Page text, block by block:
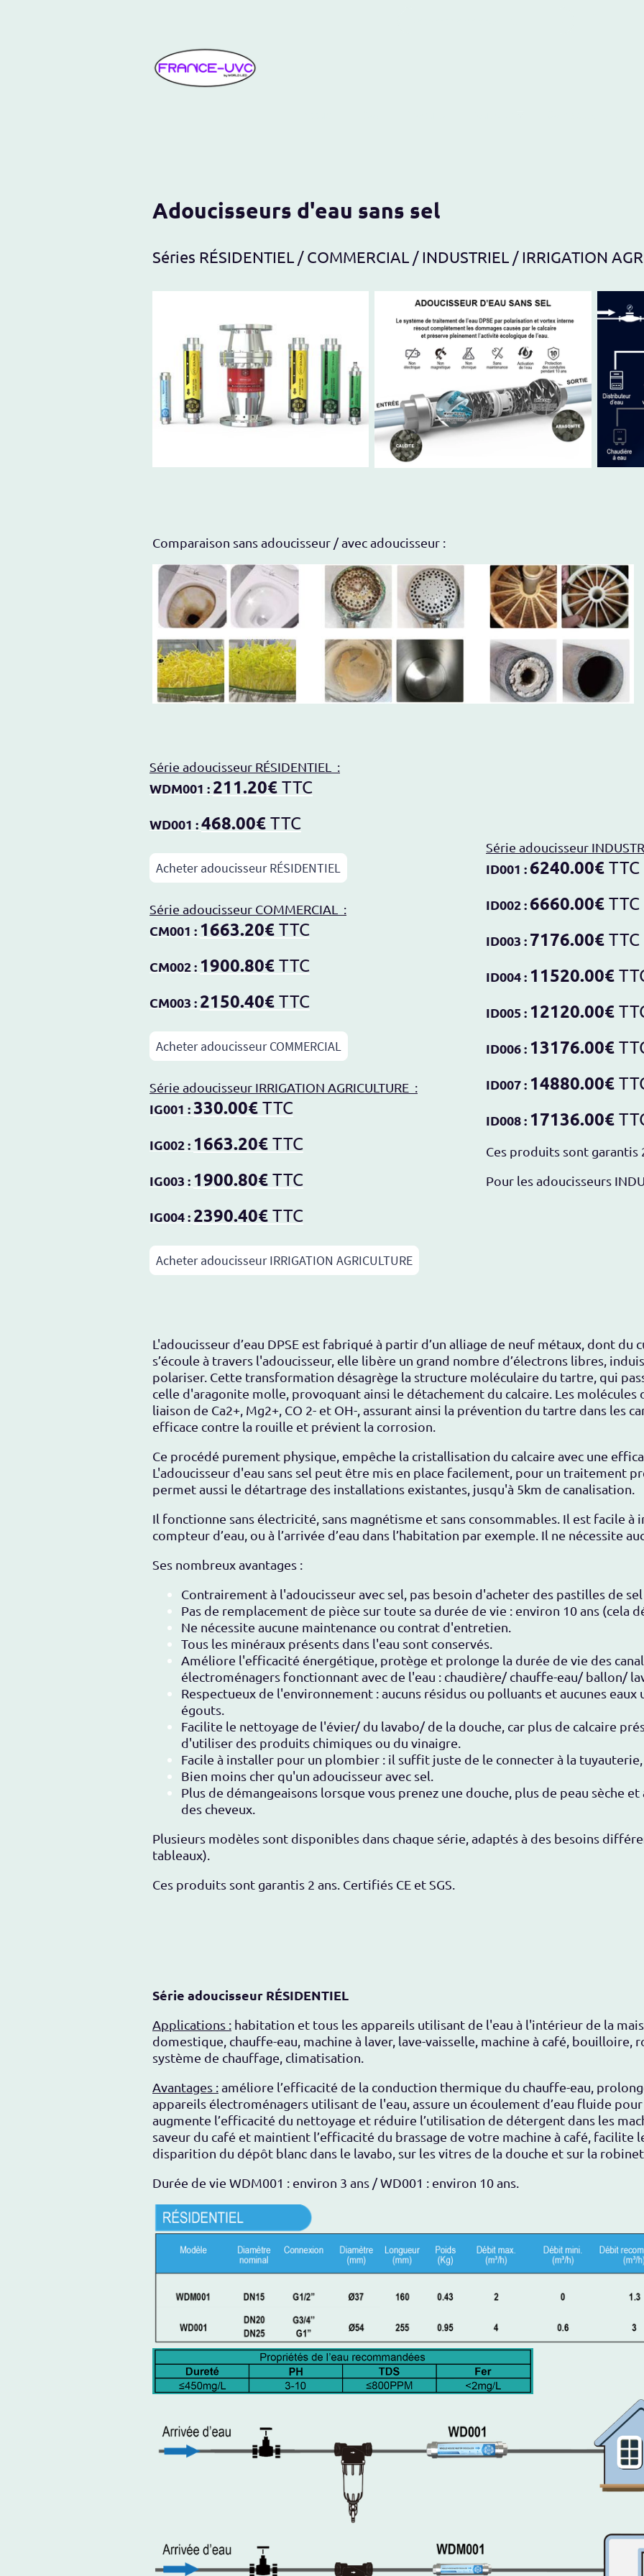
Adoucisseurs d'eau sans sel
Séries RÉSIDENTIEL / COMMERCIAL / INDUSTRIEL / IRRIGATION
Comparaison sans adoucisseur / avec adoucisseur :
Série adoucisseur RÉSIDENTIEL :
WDM001 : 211.20€ TTC
WD001 :468.00€ TTC
Acheter adoucisseur RÉSIDENTIEL
Série adoucisseur COMMERCIAL :
CM001 : 1663.20€ TTC
CM002 : 1900.80€ TTC
CM003 : 2150.40€ TTC
Acheter adoucisseur COMMERCIAL
Série adoucisseur IRRIGATION AGRICULTURE :
IG001 :330.00€ TTC
IG002 : 1663.20€ TTC
IG003 : 1900.80€ TTC
IG004 : 2390.40€ TTC
Acheter adoucisseur IRRIGATION AGRICULTURE
Série adoucisseur
ID001 : 6240.00€ TTC
ID002 : 6660.00€ TTC
ID003 : 7176.00€ TTC
ID004 : 11520.00€
ID005 : 12120.00€
ID006 : 13176.00€
ID007 : 14880.00€
ID008 : 17136.00€
Ces produits sont garantis
Pour les adoucisseurs
L'adoucisseur d’eau DPSE est fabriqué à partir d’un alliage de neuf métaux, dont du
s’écoule à travers l'adoucisseur, elle libère un grand nombre d’électrons libres,
polariser. Cette transformation désagrège la structure moléculaire du tartre, qui
celle d'aragonite molle, provoquant ainsi le détachement du calcaire. Les molécules
liaison de Ca2+, Mg2+, CO 2- et OH-, assurant ainsi la prévention du tartre dans les
efficace contre la rouille et prévient la corrosion.
Ce procédé purement physique, empêche la cristallisation du calcaire avec une
L'adoucisseur d'eau sans sel peut être mis en place facilement, pour un traitement
permet aussi le détartrage des installations existantes, jusqu'à 5km de canalisation.
Il fonctionne sans électricité, sans magnétisme et sans consommables. Il est facile à
compteur d’eau, ou à l’arrivée d’eau dans l’habitation par exemple. Il ne nécessite
Ses nombreux avantages :
Contrairement à l'adoucisseur avec sel, pas besoin d'acheter des pastilles de
Pas de remplacement de pièce sur toute sa durée de vie : environ 10 ans (cela
Ne nécessite aucune maintenance ou contrat d'entretien.
Tous les minéraux présents dans l'eau sont conservés.
Améliore l'efficacité énergétique, protège et prolonge la durée de vie des
électroménagers fonctionnant avec de l'eau : chaudière/ chauffe-eau/ ballon/
Respectueux de l'environnement : aucuns résidus ou polluants et aucunes eaux
égouts.
Facilite le nettoyage de l'évier/ du lavabo/ de la douche, car plus de calcaire
d'utiliser des produits chimiques ou du vinaigre.
Facile à installer pour un plombier : il suffit juste de le connecter à la
Bien moins cher qu'un adoucisseur avec sel.
Plus de démangeaisons lorsque vous prenez une douche, plus de peau sèche
des cheveux.
Plusieurs modèles sont disponibles dans chaque série, adaptés à des besoins
tableaux).
Ces produits sont garantis 2 ans. Certifiés CE et SGS.
Série adoucisseur RÉSIDENTIEL
Applications : habitation et tous les appareils utilisant de l'eau à l'intérieur de la
domestique, chauffe-eau, machine à laver, lave-vaisselle, machine à café, bouilloire,
système de chauffage, climatisation.
Avantages :améliore l’efficacité de la conduction thermique du chauffe-eau,
appareils électroménagers utilisant de l'eau, assure un écoulement d’eau fluide
augmente l’efficacité du nettoyage et réduire l’utilisation de détergent dans les
saveur du café et maintient l’efficacité du brassage de votre machine à café, facilite
disparition du dépôt blanc dans le lavabo, sur les vitres de la douche et sur la
Durée de vie WDM001 : environ 3 ans / WD001 : environ 10 ans.